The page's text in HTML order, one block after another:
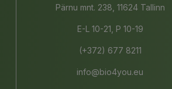
Pärnu mnt. 238, 11624 Tallinn
E-L 10-21, P 10-19
(+372) 677 8211
info@bio4you.eu